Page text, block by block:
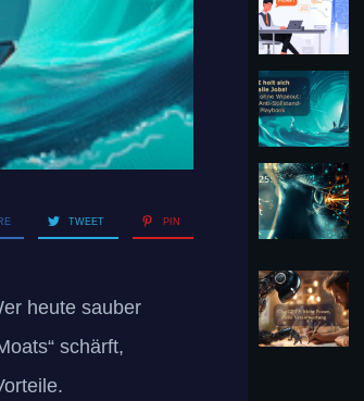
TWEET PIN
heute sauber
schärft,